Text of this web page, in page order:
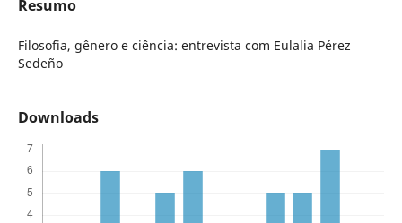
Resumo
Filosofia, gênero e ciência: entrevista com Eulalia Pérez
Sedeño
Downloads